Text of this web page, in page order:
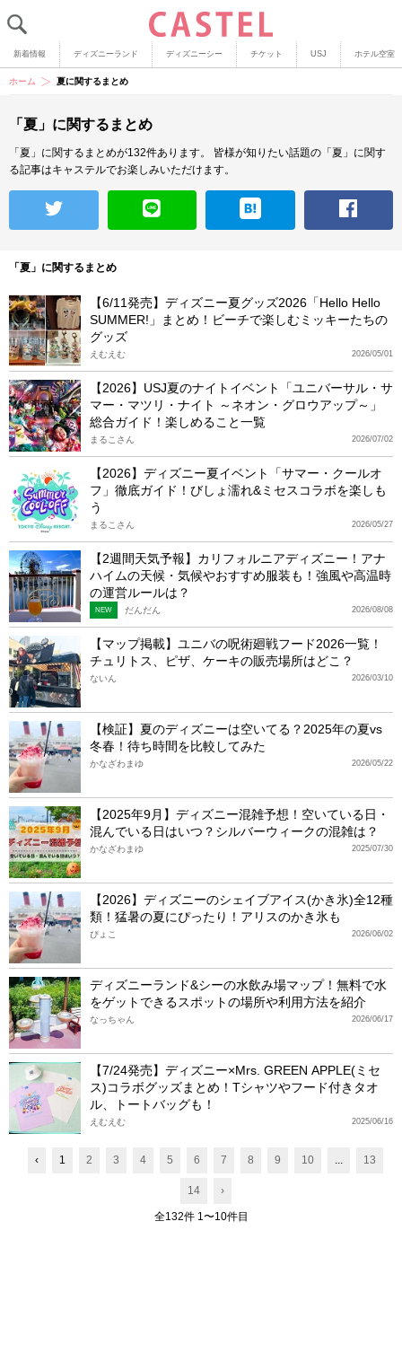
新着情報 ディズニーランド ディズニーシー チケット USJ ホテル空室
ホーム 夏に関するまとめ
「夏」に関するまとめ
「夏」に関するまとめが132件あります。
皆様が知りたい話題の「夏」に関す
る記事はキャステルでお楽しみいただけます。
「夏」に関するまとめ
【6/11発売】ディズニー夏グッズ2026「Hello Hello
SUMMER!」まとめ！ビーチで楽しむミッキーたちの
グッズ
2026/05/01
えむえむ
【2026】USJ夏のナイトイベント「ユニバーサル・サ
マー・マツリ・ナイト ～ネオン・グロウアップ～」
総合ガイド！楽しめること一覧
2026/07/02
まるこさん
【2026】ディズニー夏イベント「サマー・クールオ
フ」徹底ガイド！びしょ濡れ&ミセスコラボを楽しも
う
2026/05/27
まるこさん
【2週間天気予報】カリフォルニアディズニー！アナ
ハイムの天候・気候やおすすめ服装も！強風や高温時
の運営ルールは？
2026/08/08
NEW だんだん
【マップ掲載】ユニバの呪術廻戦フード2026一覧！
チュリトス、ピザ、ケーキの販売場所はどこ？
2026/03/10
ないん
【検証】夏のディズニーは空いてる？2025年の夏vs
冬春！待ち時間を比較してみた
2026/05/22
かなざわまゆ
【2025年9月】ディズニー混雑予想！空いている日・
混んでいる日はいつ？シルバーウィークの混雑は？
2025/07/30
かなざわまゆ
【2026】ディズニーのシェイブアイス(かき氷)全12種
類！猛暑の夏にぴったり！アリスのかき氷も
2026/06/02
ぴょこ
ディズニーランド&シーの水飲み場マップ！無料で水
をゲットできるスポットの場所や利用方法を紹介
2026/06/17
なっちゃん
【7/24発売】ディズニー×Mrs. GREEN APPLE(ミセ
ス)コラボグッズまとめ！Tシャツやフード付きタオ
ル、トートバッグも！
2025/06/16
えむえむ
‹ 1 2 3 4 5 6 7 8 9 10 ... 13
14 ›
全132件 1〜10件目